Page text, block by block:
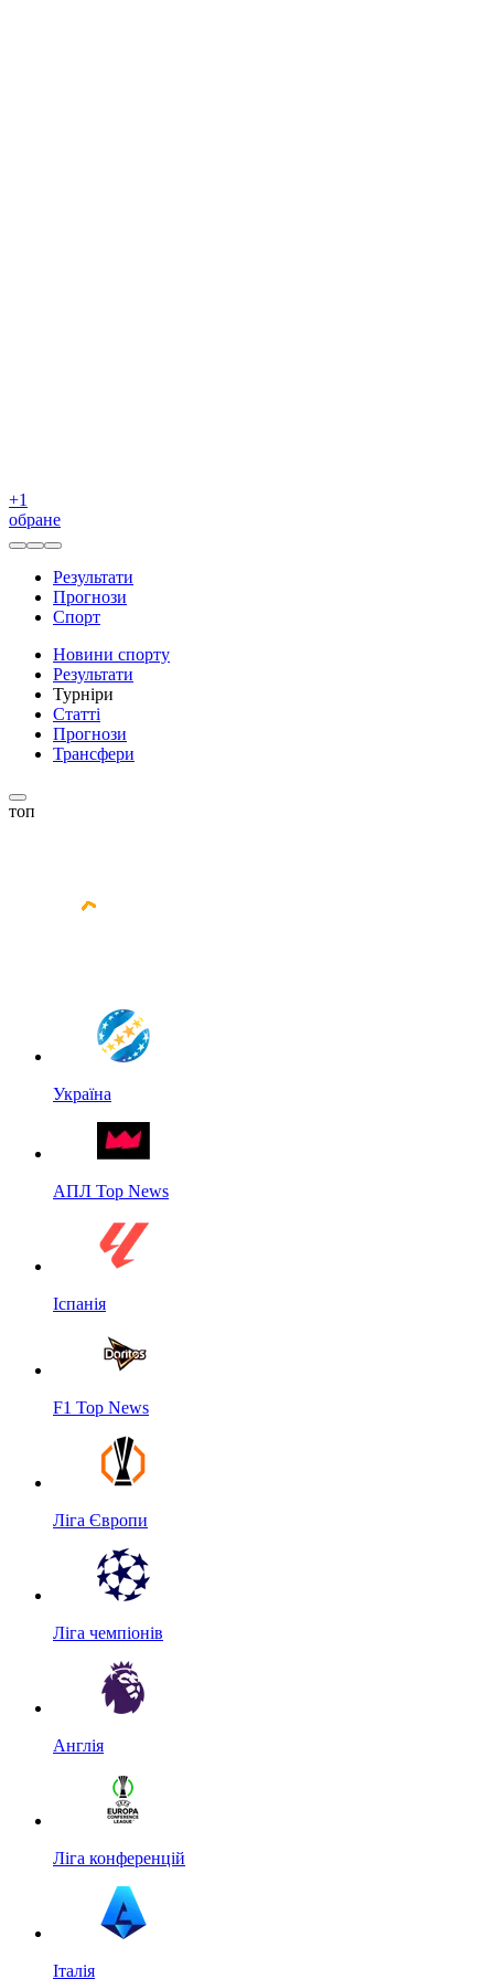
+1
обране
Результати
Прогнози
Спорт
Новини спорту
Результати
Турніри
Статті
Прогнози
Трансфери
топ
Україна
АПЛ Top News
Іспанія
F1 Top News
Ліга Європи
Ліга чемпіонів
Англія
Ліга конференцій
Італія